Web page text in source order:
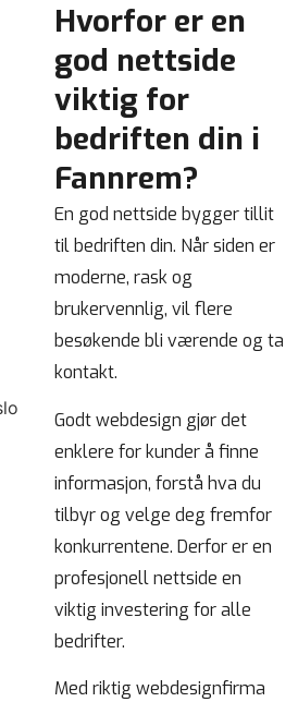
Hvorfor er en
god nettside
viktig for
bedriften din i
Fannrem?
En god nettside bygger tillit
til bedriften din. Når siden er
moderne, rask og
brukervennlig, vil flere
besøkende bli værende og ta
kontakt.
Godt webdesign gjør det
enklere for kunder å finne
informasjon, forstå hva du
tilbyr og velge deg fremfor
konkurrentene. Derfor er en
profesjonell nettside en
viktig investering for alle
bedrifter.
Med riktig webdesignfirma